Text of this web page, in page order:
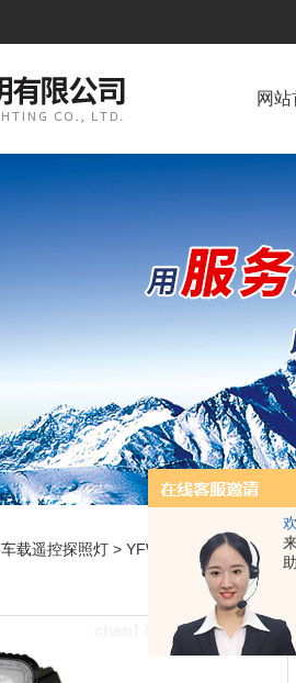
网
车载遥控探照灯 > YFW6213鼎轩照明60W